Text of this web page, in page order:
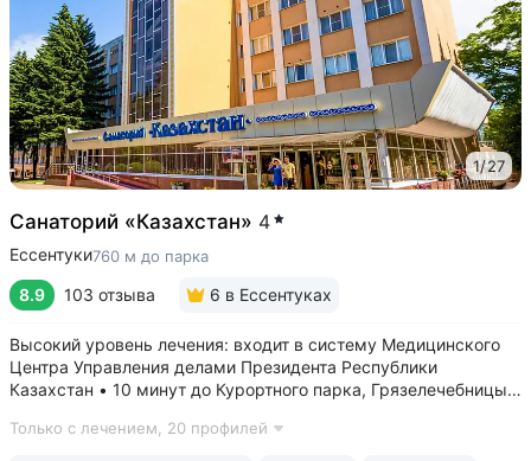
1/27
Санаторий «Казахстан» 4
Ессентуки760 м до парка
8.9 103 отзыва 6 в Ессентуках
Высокий уровень лечения: входит в систему Медицинского
Центра Управления делами Президента Республики
Казахстан • 10 минут до Курортного парка, Грязелечебницы
и «Ессентуки-Новая» • Санаторий с восточным колоритом
Только с лечением, 20 профилей